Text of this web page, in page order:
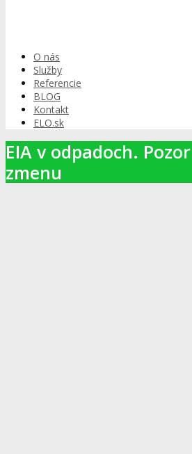
O nás
Služby
Referencie
BLOG
Kontakt
ELO.sk
EIA v odpadoch.
zmenu